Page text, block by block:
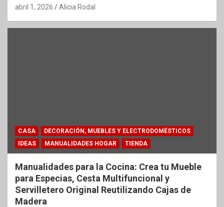
abril 1, 2026 Alicia Rodal
CASA
DECORACIÓN, MUEBLES Y ELECTRODOMÉSTICOS
IDEAS
MANUALIDADES HOGAR TIENDA
Manualidades para la Cocina: Crea tu Mueble
para Especias, Cesta Multifuncional y
Servilletero Original Reutilizando Cajas de
Madera